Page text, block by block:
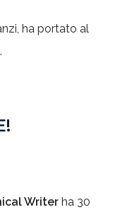
ha portato al
Writer ha 30